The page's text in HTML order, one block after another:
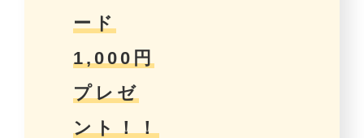
ード
1,000円
プレゼ
ント！！